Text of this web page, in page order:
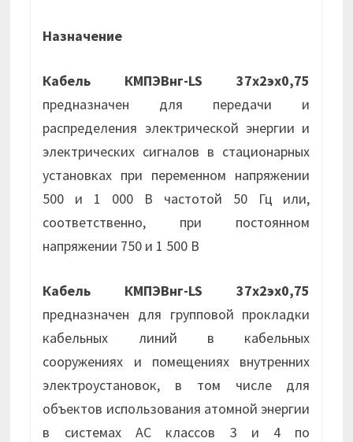
Назначение
Кабель КМПЭВнг-LS 37х2эх0,75
предназначен для передачи и
распределения электрической энергии и
электрических сигналов в стационарных
установках при переменном напряжении
500 и 1 000 В частотой 50 Гц или,
соответственно, при постоянном
напряжении 750 и 1 500 В
Кабель КМПЭВнг-LS 37х2эх0,75
предназначен для групповой прокладки
кабельных линий в кабельных
сооружениях и помещениях внутренних
электроустановок, в том числе для
объектов использования атомной энергии
в системах АС классов 3 и 4 по